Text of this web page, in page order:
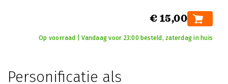
€ 15,00
Op voorraad | Vandaag voor 23:00 besteld, zaterdag in huis
Personificatie als